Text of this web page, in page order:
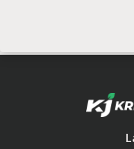
বাঙালি